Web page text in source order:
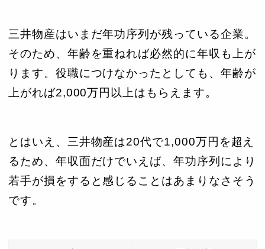
三井物産はいまだ年功序列が残っている企業。
そのため、年齢を重ねれば必然的に年収も上が
ります。役職につけなかったとしても、年齢が
上がれば2,000万円以上はもらえます。
とはいえ、三井物産は20代で1,000万円を超え
るため、年収面だけでいえば、年功序列により
若手が損をすると感じることはあまりなさそう
です。